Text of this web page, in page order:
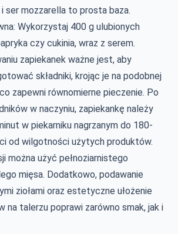
ser mozzarella to prosta baza.
Wykorzystaj 400 g ulubionych
czy cukinia, wraz z serem.
zapiekanek ważne jest, aby
składniki, krojąc je na podobnej
zapewni równomierne pieczenie. Po
w naczyniu, zapiekankę należy
w piekarniku nagrzanym do 180-
od wilgotności użytych produktów.
można użyć pełnoziarnistego
mięsa. Dodatkowo, podawanie
ziołami oraz estetyczne ułożenie
na talerzu poprawi zarówno smak, jak i